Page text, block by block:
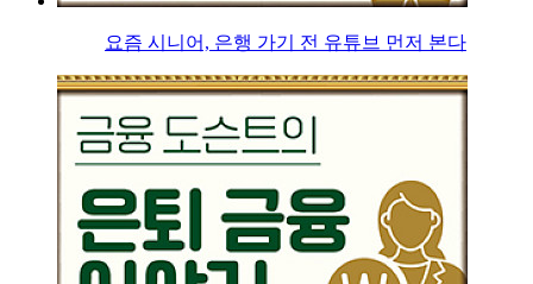
요즘 시니어, 은행 가기 전 유튜브 먼저 본다